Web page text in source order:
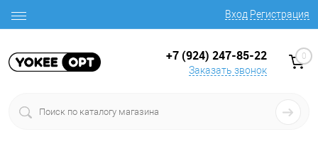
Вход Регистрация
+7 (924) 247-85-22
Заказать звонок
0